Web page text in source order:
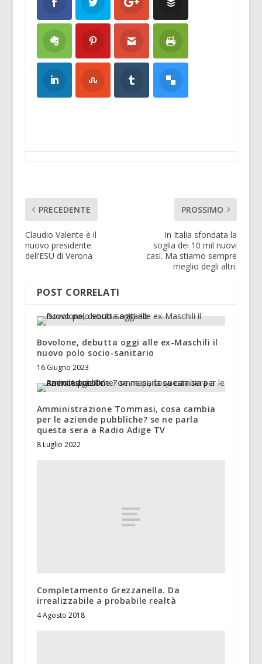
PRECEDENTE
Claudio Valente è il
nuovo presidente
dell’ESU di Verona
PROSSIMO
In Italia sfondata la
soglia dei 10 mil nuovi
casi. Ma stiamo sempre
meglio degli altri.
POST CORRELATI
Bovolone, debutta oggi alle ex-Maschili il
nuovo polo socio-sanitario
16 Giugno 2023
Amministrazione Tommasi, cosa cambia
per le aziende pubbliche? se ne parla
questa sera a Radio Adige TV
8 Luglio 2022
Completamento Grezzanella. Da
irrealizzabile a probabile realtà
4 Agosto 2018